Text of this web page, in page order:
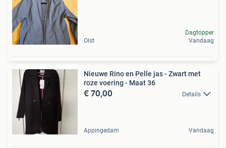
Olst
Dagtopper
Vandaag
Nieuwe Rino en Pelle jas - Zwart met
roze voering - Maat 36
€ 70,00 Details
Appingedam Vandaag